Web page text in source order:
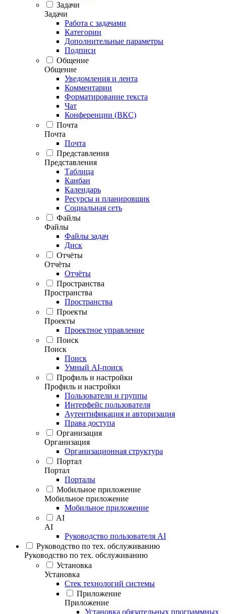
Задачи
Задачи
Работа с задачами
Категории
Дополнительные параметры
Подписи
Общение
Общение
Уведомления и лента
Комментарии
Форматирование текста
Чат
Конференции (ВКС)
Почта
Почта
Почта
Представления
Представления
Таблица
Канбан
Календарь
Ресурсы и планировщик
Социальная сеть
Файлы
Файлы
Файлы задач
Диск
Отчёты
Отчёты
Отчёты
Пространства
Пространства
Пространства
Проекты
Проекты
Проектное управление
Поиск
Поиск
Поиск
Умный AI-поиск
Профиль и настройки
Профиль и настройки
Пользователи и группы
Интерфейс пользователя
Аутентификация и авторизация
Права доступа
Организация
Организация
Организационная структура
Портал
Портал
Порталы
Мобильное приложение
Мобильное приложение
Мобильное приложение
AI
AI
Руководство пользователя AI
Руководство по тех. обслуживанию
Руководство по тех. обслуживанию
Установка
Установка
Стек технологий системы
Приложение
Приложение
Установка обязательных программных